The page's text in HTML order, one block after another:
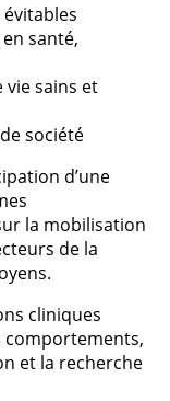
santé,
vie sains et
société
d’une
la mobilisation
de la
cliniques
comportements,
et la recherche